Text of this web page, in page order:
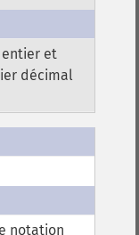
entier et
décimal
notation